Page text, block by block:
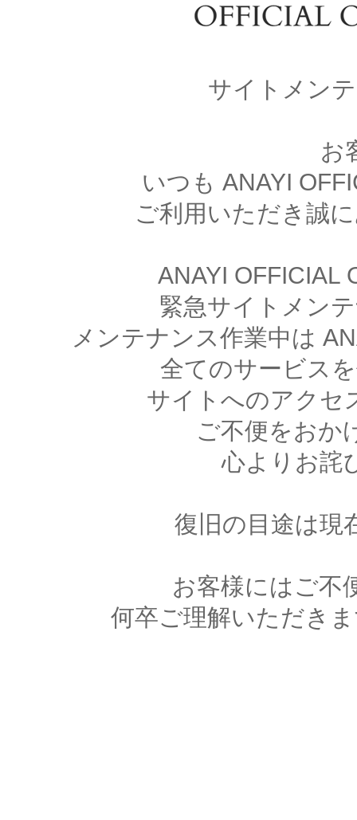
サイトメン
お
いつも ANAYI
ご利用いただき誠
ANAYI OFFICIAL
緊急サイトメン
メンテナンス作業中は
全てのサービス
サイトへのアクセ
ご不便をおか
心よりお詫
復旧の目途は現
お客様にはご不
何卒ご理解いただき